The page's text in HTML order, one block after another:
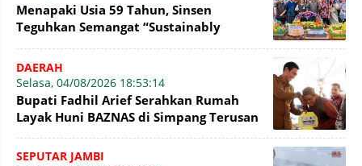
Menapaki Usia 59 Tahun, Sinsen
Teguhkan Semangat “Sustainably
DAERAH
Selasa, 04/08/2026 18:53:14
Bupati Fadhil Arief Serahkan Rumah
Layak Huni BAZNAS di Simpang Terusan
SEPUTAR JAMBI